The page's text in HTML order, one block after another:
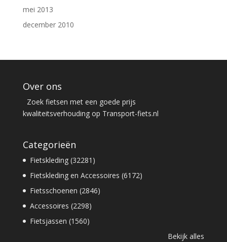
mei 2013
december 2010
Over ons
Zoek fietsen met een goede prijs
kwaliteitsverhouding op Transport-fiets.nl
Categorieën
Fietskleding (32281)
Fietskleding en Accessoires (6172)
Fietsschoenen (2846)
Accessoires (2298)
Fietsjassen (1560)
Bekijk alles